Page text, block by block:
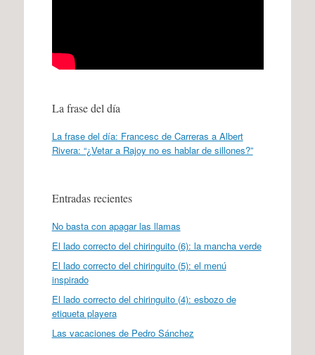
La frase del día
La frase del día: Francesc de Carreras a Albert
Rivera: “¿Vetar a Rajoy no es hablar de sillones?”
Entradas recientes
No basta con apagar las llamas
El lado correcto del chiringuito (6): la mancha verde
El lado correcto del chiringuito (5): el menú
inspirado
El lado correcto del chiringuito (4): esbozo de
etiqueta playera
Las vacaciones de Pedro Sánchez